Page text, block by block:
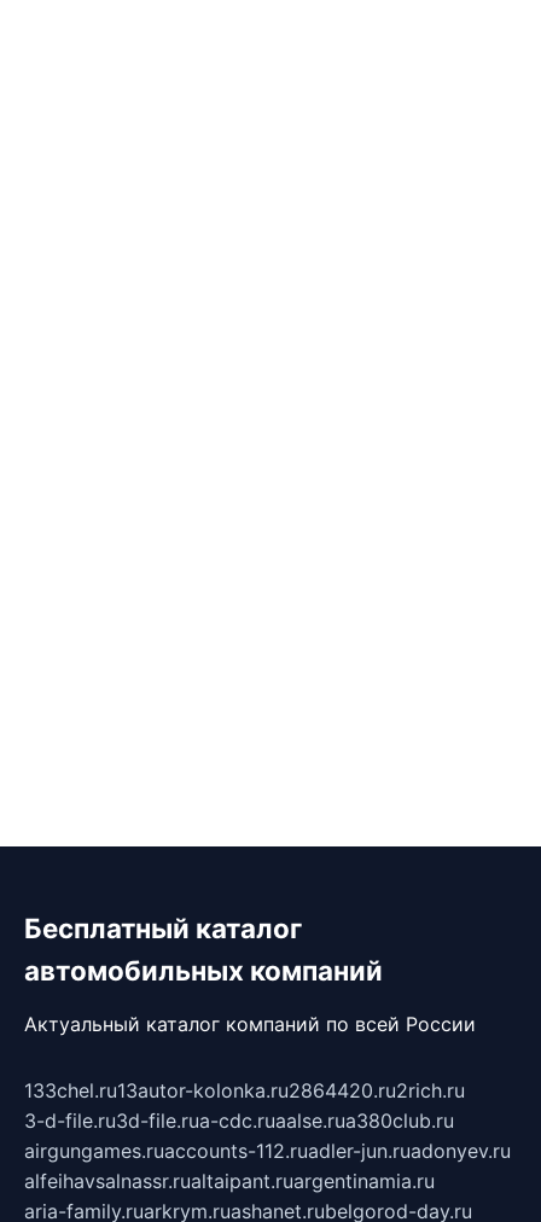
Бесплатный каталог
автомобильных компаний
Актуальный каталог компаний по всей России
133chel.ru13autor-kolonka.ru2864420.ru2rich.ru
3-d-file.ru3d-file.rua-cdc.ruaalse.rua380club.ru
airgungames.ruaccounts-112.ruadler-jun.ruadonyev.ru
alfeihavsalnassr.rualtaipant.ruargentinamia.ru
aria-family.ruarkrym.ruashanet.rubelgorod-day.ru